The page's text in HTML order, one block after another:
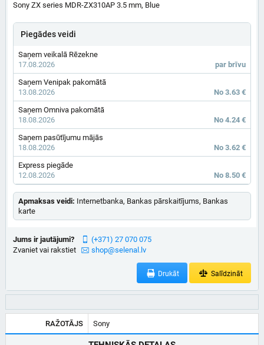
Sony ZX series MDR-ZX310AP 3.5 mm, Blue
Piegādes veidi
Saņem veikalā Rēzekne
17.08.2026
par brīvu
Saņem Venipak pakomātā
13.08.2026
No 3.63 €
Saņem Omniva pakomātā
18.08.2026
No 4.24 €
Saņem pasūtījumu mājās
18.08.2026
No 3.62 €
Express piegāde
12.08.2026
No 8.50 €
Apmaksas veidi: Internetbanka, Bankas pārskaitījums, Bankas
karte
Jums ir jautājumi?
Zvaniet vai rakstiet
(+371) 27 070 075
shop@selenal.lv
Drukāt Salīdzināt
RAŽOTĀJS Sony